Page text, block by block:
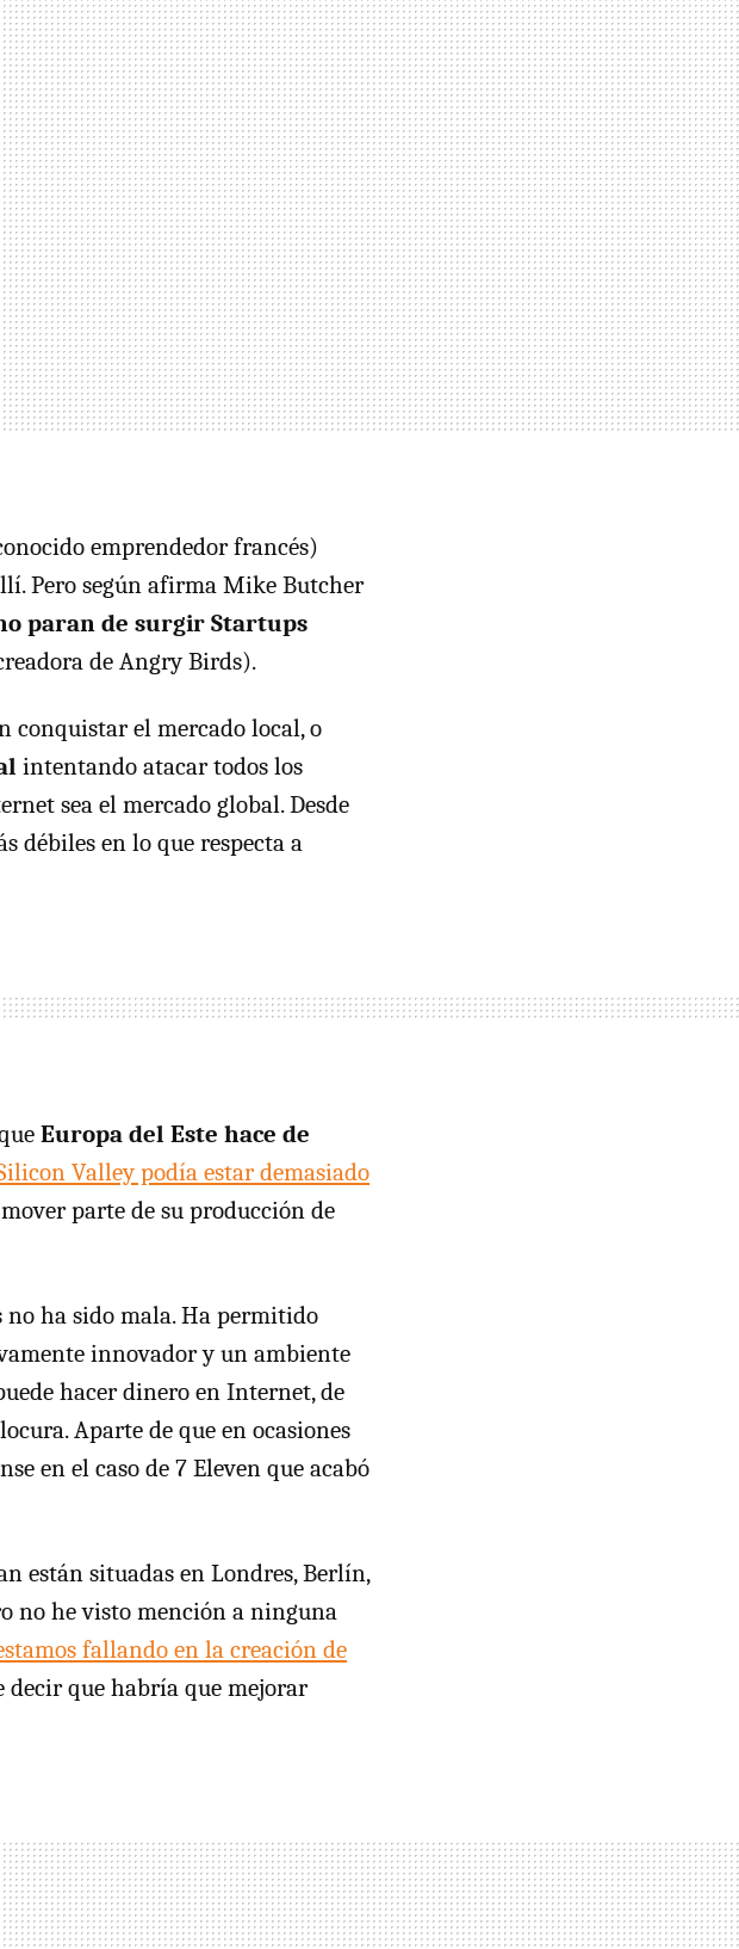
emprendedor francés)
Pero según afirma Mike Butcher
paran de surgir Startups
de Angry Birds).
conquistar el mercado local, o
intentando atacar todos los
sea el mercado global. Desde
débiles en lo que respecta a
Europa del Este hace de
Valley podía estar demasiado
parte de su producción de
no ha sido mala. Ha permitido
innovador y un ambiente
hacer dinero en Internet, de
Aparte de que en ocasiones
en el caso de 7 Eleven que acabó
están situadas en Londres, Berlín,
no he visto mención a ninguna
fallando en la creación de
decir que habría que mejorar